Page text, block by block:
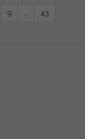
9 ... 43